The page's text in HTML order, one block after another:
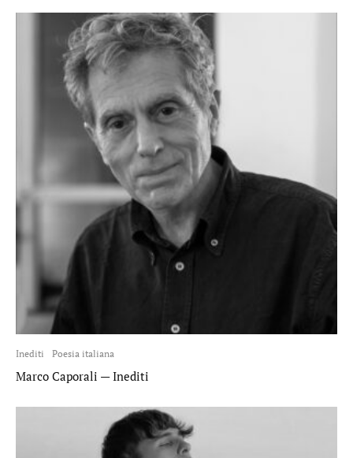
Inediti Poesia italiana
Marco Caporali — Inediti